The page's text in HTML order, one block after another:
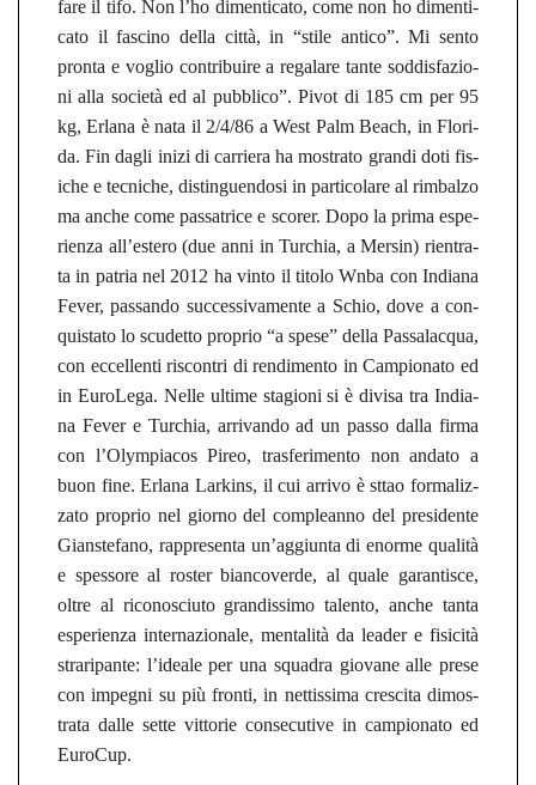
fare il tifo. Non l’ho dimen­ti­ca­to, come non ho dimen­ti­
ca­to il fas­ci­no della città, in “stile an­ti­co”. Mi sento
pron­ta e voglio con­tri­bui­re a re­ga­la­re tante sod­dis­fa­zio­
ni alla società ed al pu­bbli­co”. Pivot di 185 cm per 95
kg, Er­la­na è nata il 2/4/86 a West Palm Beach, in Flo­ri­
da. Fin dagli inizi di car­rie­ra ha mos­tra­to gran­di doti fis­
iche e tec­ni­che, di­stin­guen­do­si in par­ti­co­la­re al rim­bal­zo
ma anche come pas­sa­tri­ce e sco­rer. Dopo la prima espe­
rien­za all’este­ro (due anni in Tur­chia, a Mer­sin) rien­tra­
ta in pa­tria nel 2012 ha vinto il ti­to­lo Wnba con In­dia­na
Fever, pas­san­do suc­ces­si­va­men­te a Schio, dove a con­
quis­ta­to lo scu­det­to pro­prio “a spese” della Pas­sa­lac­qua,
con ec­cel­len­ti ris­con­tri di ren­di­men­to in Cam­pio­na­to ed
in EuroLe­ga. Nelle ul­ti­me stagio­ni si è di­vi­sa tra In­dia­
na Fever e Tur­chia, ar­ri­van­do ad un passo dalla firma
con l’Olym­pia­cos Pireo, tras­fe­rimen­to non an­da­to a
buon fine. Er­la­na Larkins, il cui ar­ri­vo è sttao for­ma­li­z­
za­to pro­prio nel gior­no del com­plean­no del pre­si­den­te
Gian­s­te­fa­no, rap­pre­sen­ta un’ag­giun­ta di enor­me qualità
e spes­so­re al ros­ter bi­an­co­ver­de, al quale ga­ran­tis­ce,
oltre al ri­co­nos­ciu­to gran­dis­si­mo ta­len­to, anche tanta
espe­rien­za in­ter­na­zio­na­le, mentalità da lea­der e fisicità
stra­ri­pan­te: l’idea­le per una squa­dra gio­va­ne alle prese
con im­pe­g­ni su più fron­ti, in net­tis­si­ma cres­ci­ta di­mos­
tra­ta dalle sette vit­to­rie con­se­cu­ti­ve in cam­pio­na­to ed
Eu­ro­Cup.